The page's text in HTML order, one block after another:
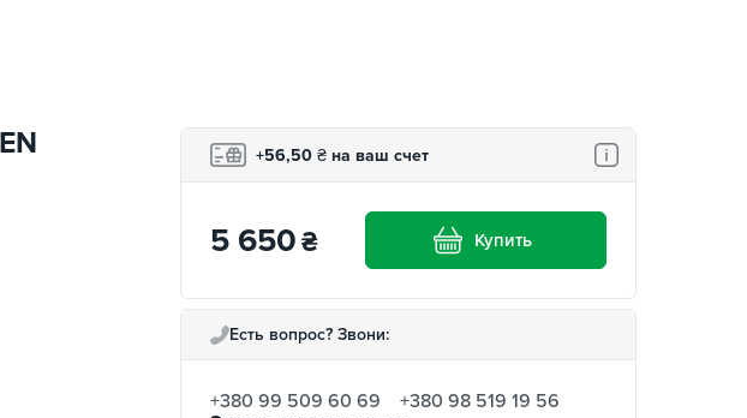
+56,50 ₴ на ваш счет
5 650₴ Купить
Есть вопрос? Звони:
+380 99 509 60 69
+380 98 519 19 56